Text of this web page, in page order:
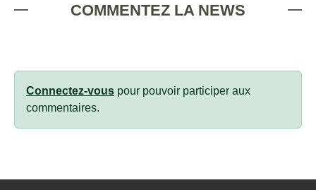
COMMENTEZ LA NEWS
Connectez-vous pour pouvoir participer aux
commentaires.